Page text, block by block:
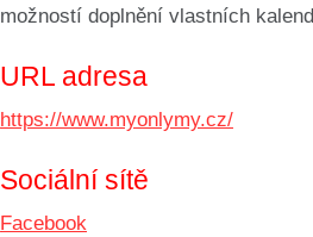
možností doplnění vlastních
URL adresa
https://www.myonlymy.cz/
Sociální sítě
Facebook